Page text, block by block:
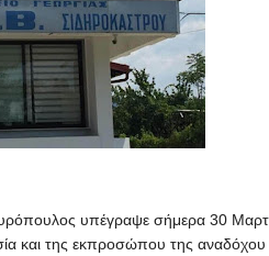
υπέγραψε σήμερα 30
και της εκπροσώπου της αναδόχου